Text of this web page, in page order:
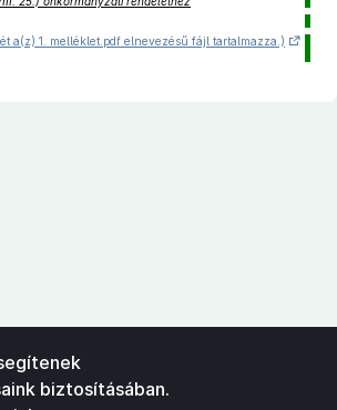
a(z) 1. melléklet.pdf elnevezésű fájl tartalmazza.)
biztosításában.